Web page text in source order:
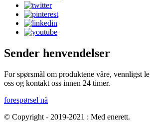
Sender henvendelser
For spørsmål om produktene våre, vennligst
oss og kontakt oss innen 24 timer.
forespørsel nå
© Copyright - 2019-2021 : Med enerett.